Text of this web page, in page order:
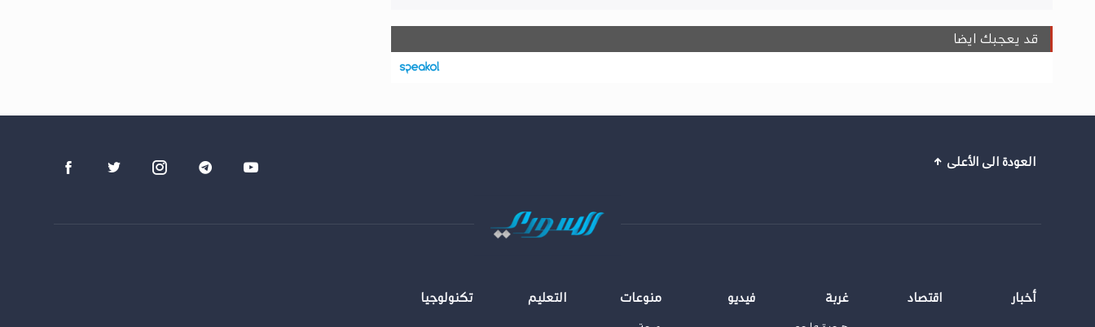
قد يعجبك ايضا
العودة الى الأعلى
أخبار اقتصاد غربة فيديو منوعات التعليم تكنولوجيا